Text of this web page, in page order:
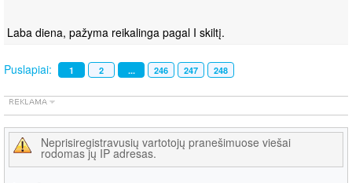
Laba diena, pažyma reikalinga pagal I skiltį.
Puslapiai: 1 2 ... 246 247 248
Neprisiregistravusių vartotojų pranešimuose viešai
rodomas jų IP adresas.